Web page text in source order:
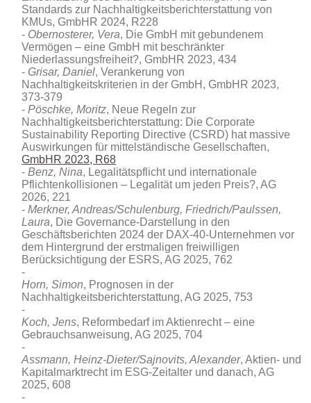
Standards zur Nachhaltigkeitsberichterstattung von
KMUs, GmbHR 2024, R228
Obernosterer, Vera, Die GmbH mit gebundenem
Vermögen – eine GmbH mit beschränkter
Niederlassungsfreiheit?, GmbHR 2023, 434
Grisar, Daniel, Verankerung von
Nachhaltigkeitskriterien in der GmbH, GmbHR 2023,
373-379
Pöschke, Moritz, Neue Regeln zur
Nachhaltigkeitsberichterstattung: Die Corporate
Sustainability Reporting Directive (CSRD) hat massive
Auswirkungen für mittelständische Gesellschaften,
GmbHR 2023, R68
Benz, Nina, Legalitätspflicht und internationale
Pflichtenkollisionen – Legalität um jeden Preis?, AG
2026, 221
Merkner, Andreas/Schulenburg, Friedrich/Paulssen,
Laura, Die Governance-Darstellung in den
Geschäftsberichten 2024 der DAX‑40-Unternehmen vor
dem Hintergrund der erstmaligen freiwilligen
Berücksichtigung der ESRS, AG 2025, 762
Horn, Simon, Prognosen in der
Nachhaltigkeitsberichterstattung, AG 2025, 753
Koch, Jens, Reformbedarf im Aktienrecht – eine
Gebrauchsanweisung, AG 2025, 704
Assmann, Heinz-Dieter/Sajnovits, Alexander, Aktien- und
Kapitalmarktrecht im ESG‑Zeitalter und danach, AG
2025, 608